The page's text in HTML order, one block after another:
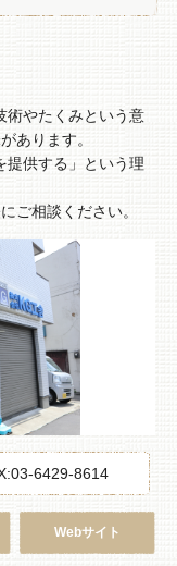
ていますが、弊
を提案・提供し
必然的にSDGs
に、SDGsに取
には、人の生活
環境の保全にも
していけたらと
。
でお客様に快適
優しい暮らしに
術やたくみという意
あります。
提供する」という理
ご相談ください。
6429-8614
Webサイト